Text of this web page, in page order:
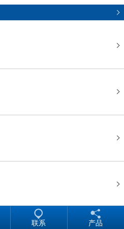
联系 产品